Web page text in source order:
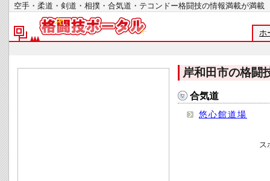
空手・柔道・剣道・相撲・合気道・テコンドー格闘技の情報満載が
ホ
岸和田市の格闘
合気道
悠心館道場
ス